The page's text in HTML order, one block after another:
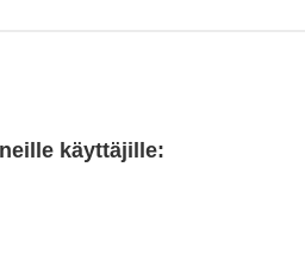
käyttäjille: